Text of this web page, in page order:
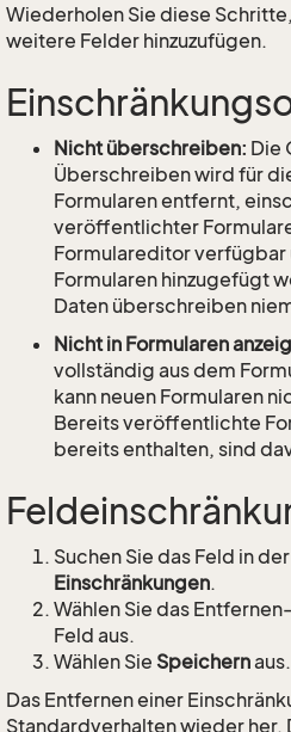
Wiederholen Sie diese
weitere Felder hinzuzufügen.
Nicht überschreiben: Die
Überschreiben wird für
Formularen entfernt,
veröffentlichter
Formulareditor verfügbar
Formularen hinzugefügt
Daten überschreiben
Nicht in Formularen
vollständig aus dem
kann neuen Formularen
Bereits veröffentlichte
bereits enthalten, sind
Suchen Sie das Feld in
Einschränkungen.
Wählen Sie das
Feld aus.
Wählen Sie Speichernaus.
Das Entfernen einer
Standardverhalten wieder her.